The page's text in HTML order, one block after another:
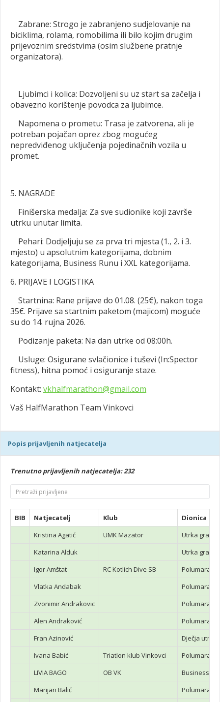
Zabrane: Strogo je zabranjeno sudjelovanje na
biciklima, rolama, romobilima ili bilo kojim drugim
prijevoznim sredstvima (osim službene pratnje
organizatora).
Ljubimci i kolica: Dozvoljeni su uz start sa začelja i
obavezno korištenje povodca za ljubimce.
Napomena o prometu: Trasa je zatvorena, ali je
potreban pojačan oprez zbog mogućeg
nepredviđenog uključenja pojedinačnih vozila u
promet.
5. NAGRADE
Finišerska medalja: Za sve sudionike koji završe
utrku unutar limita.
Pehari: Dodjeljuju se za prva tri mjesta (1., 2. i 3.
mjesto) u apsolutnim kategorijama, dobnim
kategorijama, Business Runu i XXL kategorijama.
6. PRIJAVE I LOGISTIKA
Startnina: Rane prijave do 01.08. (25€), nakon toga
35€. Prijave sa startnim paketom (majicom) moguće
su do 14. rujna 2026.
Podizanje paketa: Na dan utrke od 08:00h.
Usluge: Osigurane svlačionice i tuševi (In:Spector
fitness), hitna pomoć i osiguranje staze.
Kontakt: vkhalfmarathon@gmail.com
Vaš HalfMarathon Team Vinkovci
Popis prijavljenih natjecatelja
Trenutno prijavljenih natjecatelja: 232
BIB Natjecatelj Klub
Dionica
Kristina Agatić
UMK Mazator
Utrka
Katarina Alduk
Utrka
Igor Amštat
RC Kotlich Dive SB
Polumaraton
Vlatka Andabak
Polumaraton
Zvonimir Andrakovic
Polumaraton
Alen Andraković
Polumaraton
Fran Azinović
Dječja utrka
Ivana Babić
Triatlon klub Vinkovci
Polumaraton
LIVIA BAGO
OB VK
Business
Marijan Balić
Polumaraton